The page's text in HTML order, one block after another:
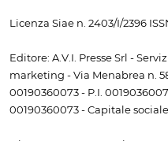
Licenza Siae n. 2403/I/2396
Editore: A.V.I. Presse Srl -
marketing - Via Menabrea n.
00190360073 - P.I.
00190360073 - Capitale